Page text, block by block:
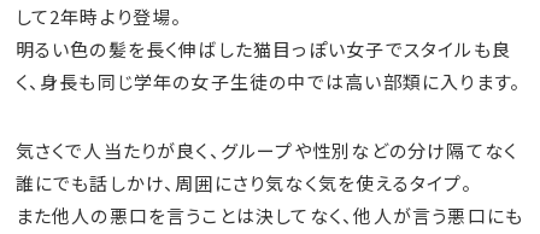
して2年時より登場。
明るい色の髪を長く伸ばした猫目っぽい女子でスタイルも良
く、身長も同じ学年の女子生徒の中では高い部類に入ります。
気さくで人当たりが良く、グループや性別などの分け隔てなく
誰にでも話しかけ、周囲にさり気なく気を使えるタイプ。
また他人の悪口を言うことは決してなく、他人が言う悪口にも